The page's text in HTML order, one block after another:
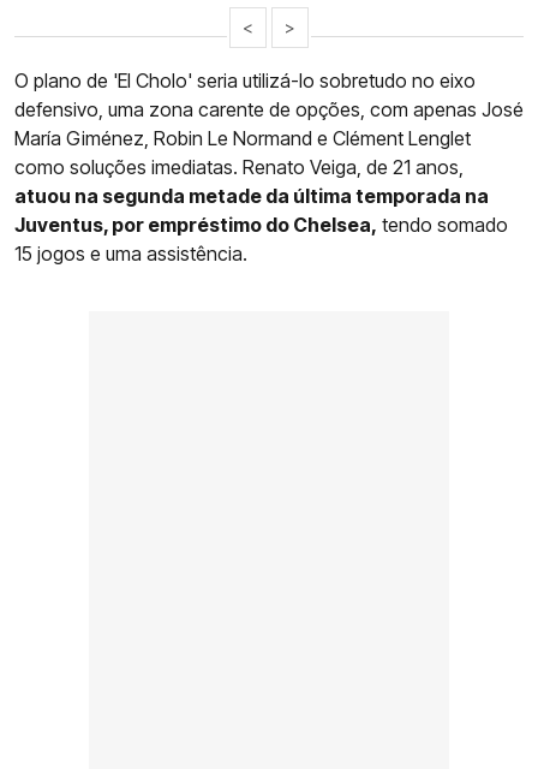
< >
O plano de 'El Cholo' seria utilizá-lo sobretudo no eixo
defensivo, uma zona carente de opções, com apenas José
María Giménez, Robin Le Normand e Clément Lenglet
como soluções imediatas. Renato Veiga, de 21 anos,
atuou na segunda metade da última temporada na
Juventus, por empréstimo do Chelsea, tendo somado
15 jogos e uma assistência.